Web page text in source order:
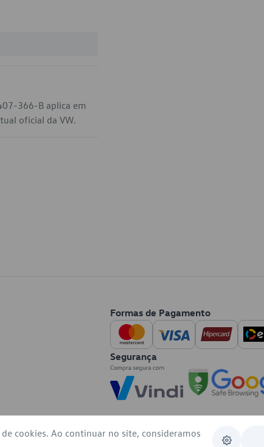
366-B aplica em
oficial da VW.
Formas de Pagamento
Segurança
cookies. Ao continuar no site, consideramos